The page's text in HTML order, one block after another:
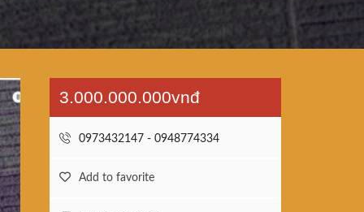
3.000.000.000vnđ
0973432147 - 0948774334
Add to favorite